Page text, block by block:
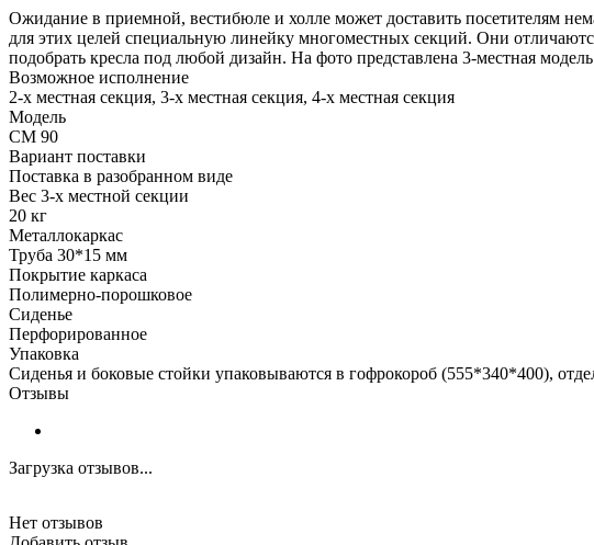
Ожидание в приемной, вестибюле и холле может доставить посетителям
для этих целей специальную линейку многоместных секций. Они
подобрать кресла под любой дизайн. На фото представлена 3-местная
Возможное исполнение
2-х местная секция, 3-х местная секция, 4-х местная секция
Модель
СМ 90
Вариант поставки
Поставка в разобранном виде
Вес 3-х местной секции
20 кг
Металлокаркас
Труба 30*15 мм
Покрытие каркаса
Полимерно-порошковое
Сиденье
Перфорированное
Упаковка
Сиденья и боковые стойки упаковываются в гофрокороб (555*340*400),
Отзывы
Загрузка отзывов...
Нет отзывов